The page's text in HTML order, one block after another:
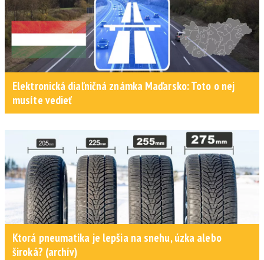
Elektronická diaľničná známka Maďarsko: Toto o nej
musíte vedieť
Ktorá pneumatika je lepšia na snehu, úzka alebo
široká? (archív)